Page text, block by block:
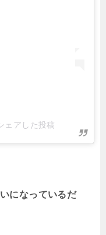
ェアした投稿
になっているだ